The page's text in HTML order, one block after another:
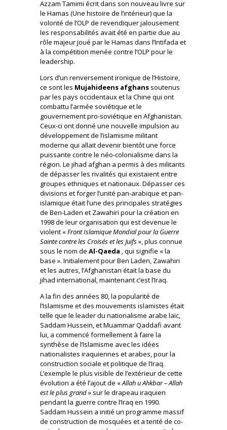
Azzam Tamimi écrit dans son nouveau livre sur
le Hamas (Une histoire de l’intérieur) que la
volonté de l’OLP de revendiquer jalousement
les responsabilités avait été en partie due au
rôle majeur joué par le Hamas dans l’Intifada et
à la compétition menée contre l’OLP pour le
leadership.
Lors d’un renversement ironique de l’Histoire,
ce sont les Mujahideens afghans soutenus
par les pays occidentaux et la Chine qui ont
combattu l’armée soviétique et le
gouvernement pro-soviétique en Afghanistan.
Ceux-ci ont donné une nouvelle impulsion au
développement de l’islamisme militant
moderne qui allait devenir bientôt une force
puissante contre le néo-colonialisme dans la
région. Le jihad afghan a permis à des militants
de dépasser les rivalités qui existaient entre
groupes ethniques et nationaux. Dépasser ces
divisions et forger l’unité pan-arabique et pan-
islamique était l’une des principales stratégies
de Ben-Laden et Zawahiri pour la création en
1998 de leur organisation qui est devenue le
violent «Front Islamique Mondial pour la Guerre
Sainte contre les Croisés et les Juifs», plus connue
sous le nom de Al-Qaeda , qui signifie « la
base ». Initialement pour Ben Laden, Zawahiri
et les autres, l’Afghanistan était la base du
jihad international, maintenant c’est l’Iraq.
A la fin des années 80, la popularité de
l’Islamisme et des mouvements islamistes était
telle que le leader du nationalisme arabe laïc,
Saddam Hussein, et Muammar Qaddafi avant
lui, a commencé formellement à faire la
synthèse de l’Islamisme avec les idées
nationalistes iraquiennes et arabes, pour la
construction sociale et politique de l’Iraq.
L’exemple le plus visible de l’extérieur de cette
évolution a été l’ajout de «Allah u Ahkbar – Allah
est le plus grand» sur le drapeau iraquien
pendant la guerre contre l’Iraq en 1990.
Saddam Hussein a initié un programme massif
de construction de mosquées et a tenté de co-